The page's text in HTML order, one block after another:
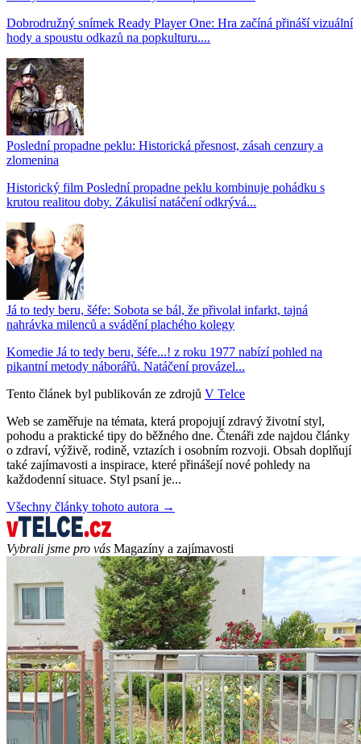
Dobrodružný snímek Ready Player One: Hra začíná přináší vizuální
hody a spoustu odkazů na popkulturu....
Poslední propadne peklu: Historická přesnost, zásah cenzury a
zlomenina
Historický film Poslední propadne peklu kombinuje pohádku s
krutou realitou doby. Zákulisí natáčení odkrývá...
Já to tedy beru, šéfe: Sobota se bál, že přivolal infarkt, tajná
nahrávka milenců a svádění plachého kolegy
Komedie Já to tedy beru, šéfe...! z roku 1977 nabízí pohled na
pikantní metody náborářů. Natáčení provázel...
Tento článek byl publikován ze zdrojů V Telce
Web se zaměřuje na témata, která propojují zdravý životní styl,
pohodu a praktické tipy do běžného dne. Čtenáři zde najdou články
o zdraví, výživě, rodině, vztazích i osobním rozvoji. Obsah doplňují
také zajímavosti a inspirace, které přinášejí nové pohledy na
každodenní situace. Styl psaní je...
Všechny články tohoto autora →
Vybrali jsme pro vás Magazíny a zajímavosti